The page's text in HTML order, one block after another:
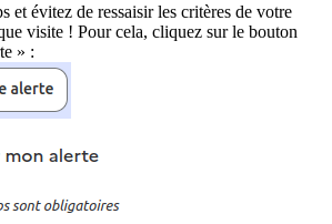
et évitez de ressaisir les critères de votre
visite ! Pour cela, cliquez sur le bouton
» :